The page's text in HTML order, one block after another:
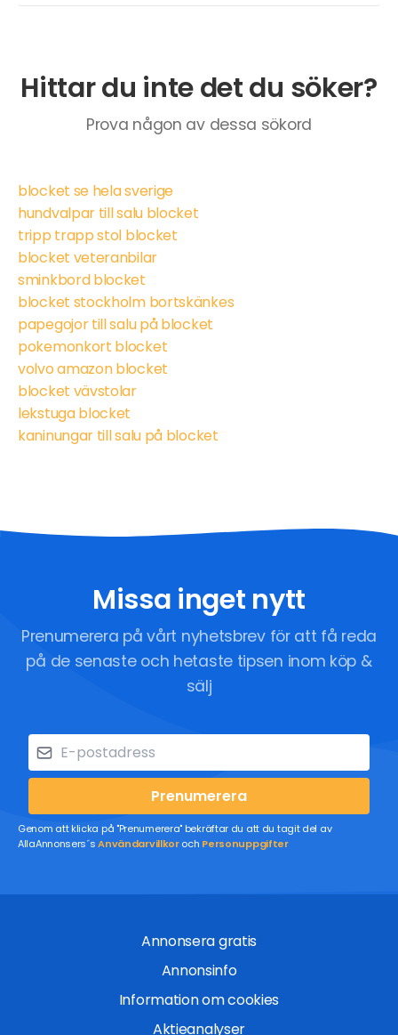
Hittar du inte det du söker?
Prova någon av dessa sökord
blocket se hela sverige
hundvalpar till salu blocket
tripp trapp stol blocket
blocket veteranbilar
sminkbord blocket
blocket stockholm bortskänkes
papegojor till salu på blocket
pokemonkort blocket
volvo amazon blocket
blocket vävstolar
lekstuga blocket
kaninungar till salu på blocket
Missa inget nytt
Prenumerera på vårt nyhetsbrev för att få reda
på de senaste och hetaste tipsen inom köp &
sälj
Prenumerera
Genom att klicka på "Prenumerera" bekräftar du att du tagit del av
AllaAnnonsers´sAnvändarvillkoroch Personuppgifter
Annonsera gratis
Annonsinfo
Information om cookies
Aktieanalyser